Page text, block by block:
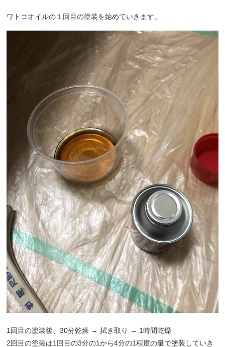
ワトコオイルの１回目の塗装を始めていきます。
1回目の塗装後、30分乾燥 → 拭き取り → 1時間乾燥
2回目の塗装は1回目の3分の1から4分の1程度の量で塗装していき